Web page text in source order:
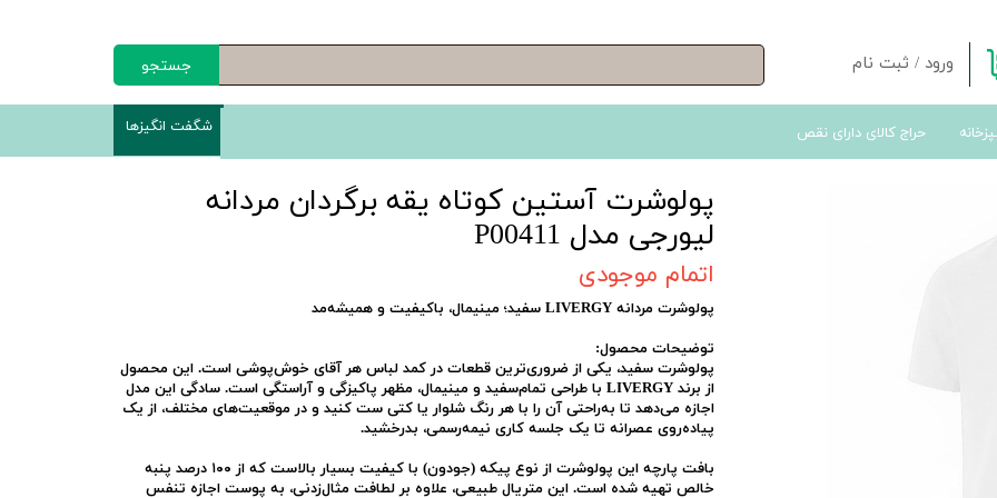
ورود / ثبت نام
تغییر گذر واژه
جستجو
حراج کالای دارای نقص شگفت انگیزها
پولوشرت آستین کوتاه یقه برگردان مردانه
لیورجی مدل P00411
اتمام موجودی
پولوشرت مردانه LIVERGY سفید؛ مینیمال، باکیفیت و همیشه‌مد
توضیحات محصول:
پولوشرت سفید، یکی از ضروری‌ترین قطعات در کمد لباس هر آقای خوش‌پوشی است. این محصول
از برند LIVERGY با طراحی تمام‌سفید و مینیمال، مظهر پاکیزگی و آراستگی است. سادگی این مدل
اجازه می‌دهد تا به‌راحتی آن را با هر رنگ شلوار یا کتی ست کنید و در موقعیت‌های مختلف، از یک
پیاده‌روی عصرانه تا یک جلسه کاری نیمه‌رسمی، بدرخشید.
بافت پارچه این پولوشرت از نوع پیکه (جودون) با کیفیت بسیار بالاست که از ۱۰۰ درصد پنبه
خالص تهیه شده است. این متریال طبیعی، علاوه بر لطافت مثال‌زدنی، به پوست اجازه تنفس